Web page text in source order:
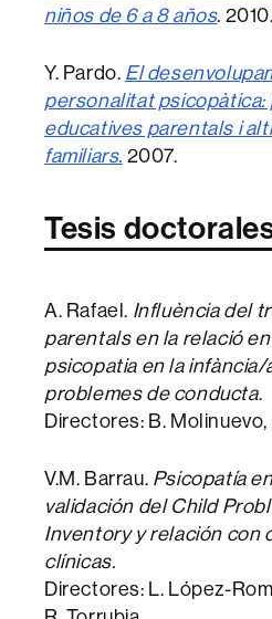
niños de 6 a 8 años. 2010.
Y. Pardo. El
personalitat psicopàtica:
educatives parentals i
familiars. 2007.
Tesis
A. Rafael. Influència del
parentals en la relació
psicopatia en la
problemes de conducta.
Directores: B. Molinuevo,
V.M. Barrau. Psicopatía
validación del Child
Inventory y relación con
clínicas.
Directores: L. López-